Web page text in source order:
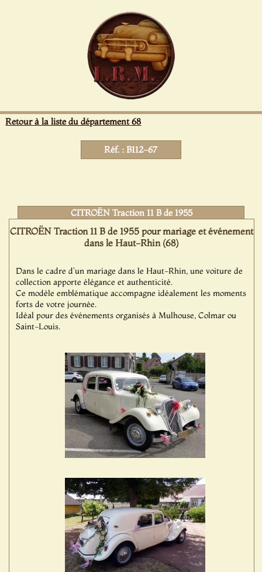
Retour à la liste du département 68
Réf. : B112-67
CITROËN Traction 11 B de 1955
CITROËN Traction 11 B de 1955 pour mariage et événement
dans le Haut-Rhin (68)
Dans le cadre d'un mariage dans le Haut-Rhin, une voiture de
collection apporte élégance et authenticité.
Ce modèle emblématique accompagne idéalement les moments
forts de votre journée.
Idéal pour des événements organisés à Mulhouse, Colmar ou
Saint-Louis.